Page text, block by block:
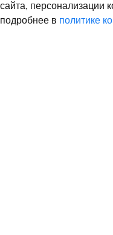
сайта, персонализации
подробнее в политике